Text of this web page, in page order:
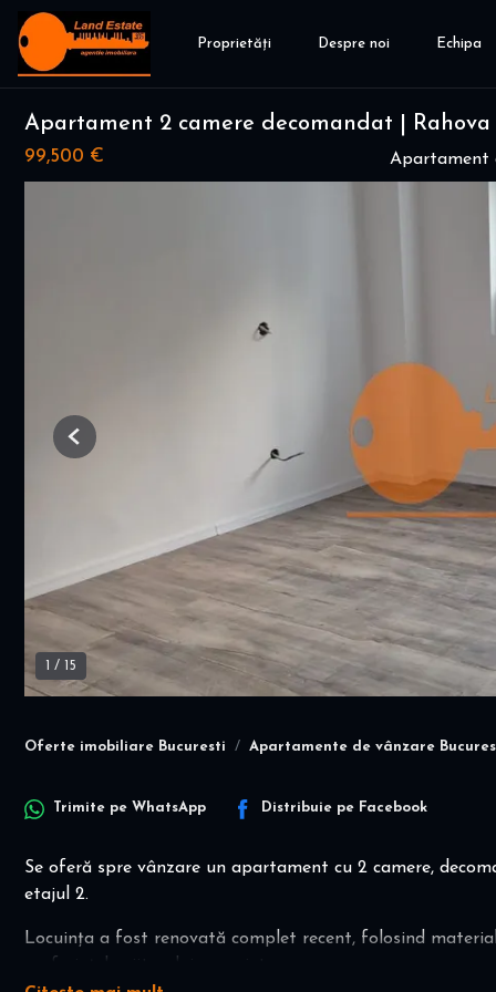
Proprietăți Despre noi Echipa
Apartament 2 camere decomandat |
99,500 € Apartament
1 / 15
Previous
Oferte imobiliare Bucuresti Apartamente de vânzare
Trimite pe WhatsApp Distribuie pe Facebook
Se oferă spre vânzare un apartament cu 2 camere,
etajul 2.
Locuința a fost renovată complet recent, folosind
preferințele viitorului proprietar.